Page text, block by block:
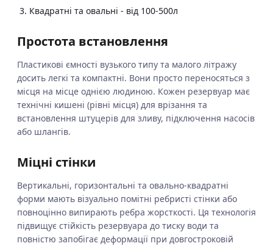
Квадратні та овальні - від 100-500л
Простота встановлення
Пластикові ємності вузького типу та малого літражу
досить легкі та компактні. Вони просто переносяться з
місця на місце однією людиною. Кожен резервуар має
технічні кишені (рівні місця) для врізання та
встановлення штуцерів для зливу, підключення насосів
або шлангів.
Міцні стінки
Вертикальні, горизонтальні та овально-квадратні
форми мають візуально помітні ребристі стінки або
повноцінно випирають ребра жорсткості. Ця технологія
підвищує стійкість резервуара до тиску води та
повністю запобігає деформації при довгостроковій